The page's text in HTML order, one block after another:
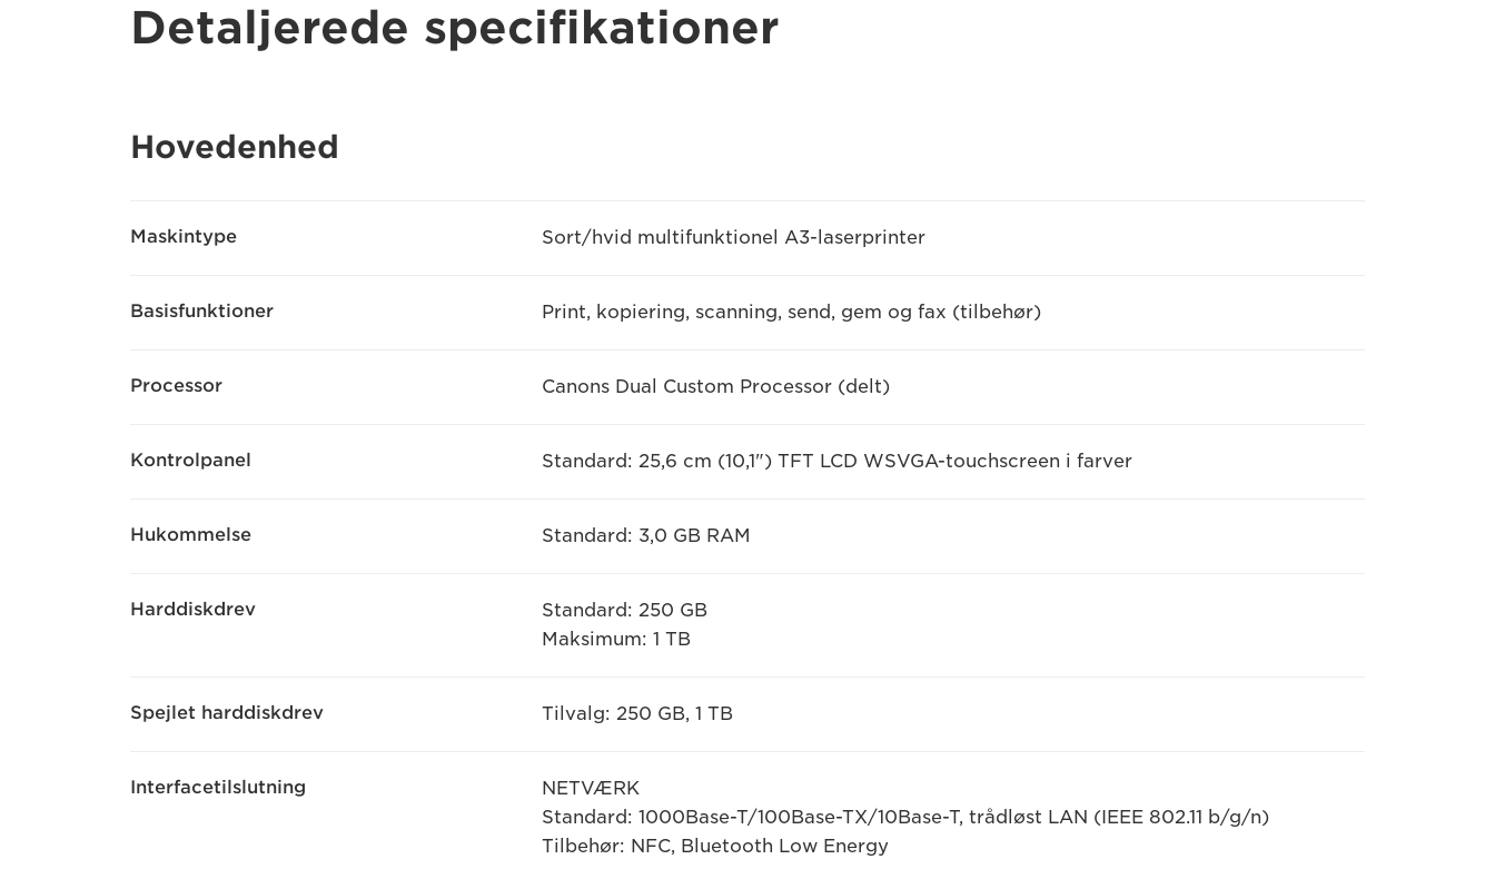
Detaljerede specifikationer
Hovedenhed
Maskintype Sort/hvid multifunktionel A3-laserprinter
Basisfunktioner Print, kopiering, scanning, send, gem og fax (tilbehør)
Processor Canons Dual Custom Processor (delt)
Kontrolpanel Standard: 25,6 cm (10,1") TFT LCD WSVGA-touchscreen i farver
Hukommelse Standard: 3,0 GB RAM
Harddiskdrev
Standard: 250 GB
Maksimum: 1 TB
Spejlet harddiskdrev Tilvalg: 250 GB, 1 TB
Interfacetilslutning
NETVÆRK
Standard: 1000Base-T/100Base-TX/10Base-T, trådløst LAN (IEEE 802.11 b/g/n)
Tilbehør: NFC, Bluetooth Low Energy